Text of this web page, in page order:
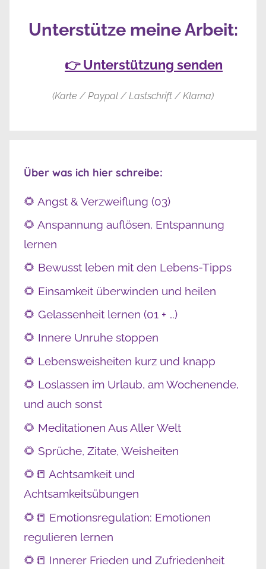
Unterstütze meine Arbeit:
👉 Unterstützung senden
(Karte / Paypal / Lastschrift / Klarna)
Über was ich hier schreibe:
🌻 Angst & Verzweiflung (03)
🌻 Anspannung auflösen, Entspannung
lernen
🌻 Bewusst leben mit den Lebens-Tipps
🌻 Einsamkeit überwinden und heilen
🌻 Gelassenheit lernen (01 + …)
🌻 Innere Unruhe stoppen
🌻 Lebensweisheiten kurz und knapp
🌻 Loslassen im Urlaub, am Wochenende,
und auch sonst
🌻 Meditationen Aus Aller Welt
🌻 Sprüche, Zitate, Weisheiten
🌻📒 Achtsamkeit und
Achtsamkeitsübungen
🌻📒 Emotionsregulation: Emotionen
regulieren lernen
🌻📒 Innerer Frieden und Zufriedenheit